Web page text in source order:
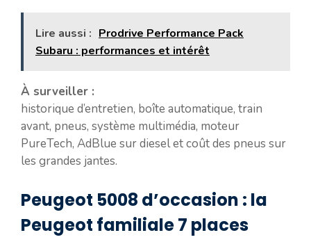
Lire aussi : Prodrive Performance Pack
Subaru : performances et intérêt
À surveiller :
historique d’entretien, boîte automatique, train
avant, pneus, système multimédia, moteur
PureTech, AdBlue sur diesel et coût des pneus sur
les grandes jantes.
Peugeot 5008 d’occasion : la
Peugeot familiale 7 places